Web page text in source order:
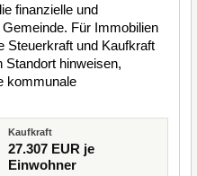
finanzielle und
Für Immobilien
Steuerkraft und Kaufkraft
Standort hinweisen,
kommunale
Kaufkraft
27.307 EUR je
Einwohner